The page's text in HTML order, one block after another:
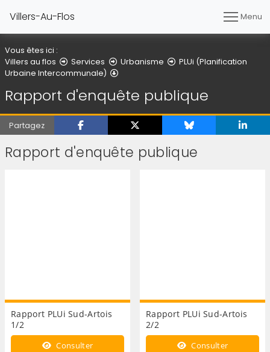
Villers-Au-Flos Menu
Vous êtes ici :
Villers au flos
Services Urbanisme
PLUi (Planification
Urbaine Intercommunale)
Rapport d'enquête publique
Partagez
Rapport d'enquête publique
Rapport PLUi Sud-Artois
1/2
Consulter
Rapport PLUi Sud-Artois
2/2
Consulter